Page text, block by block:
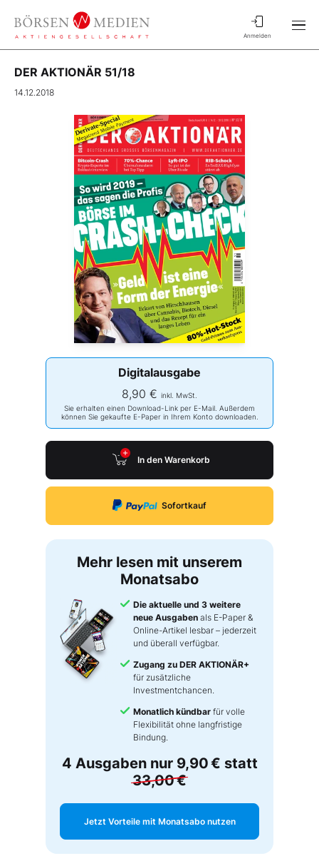
Anmelden
DER AKTIONÄR 51/18
14.12.2018
Digitalausgabe
8,90 € inkl. MwSt.
Sie erhalten einen Download-Link per E-Mail. Außerdem
können Sie gekaufte E-Paper in Ihrem Konto downloaden.
In den Warenkorb
Sofortkauf
Mehr lesen mit unserem
Monatsabo
Die aktuelle und 3 weitere
neue Ausgaben als E-Paper &
Online-Artikel lesbar – jederzeit
und überall verfügbar.
Zugang zu DER AKTIONÄR+
für zusätzliche
Investmentchancen.
Monatlich kündbar für volle
Flexibilität ohne langfristige
Bindung.
4 Ausgaben nur 9,90 € statt
33,00 €
Jetzt Vorteile mit Monatsabo nutzen